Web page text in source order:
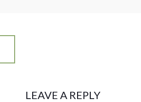
LEAVE A REPLY